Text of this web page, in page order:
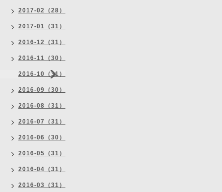
2017-02（28）
2017-01（31）
2016-12（31）
2016-11（30）
2016-10（31）
2016-09（30）
2016-08（31）
2016-07（31）
2016-06（30）
2016-05（31）
2016-04（31）
2016-03（31）